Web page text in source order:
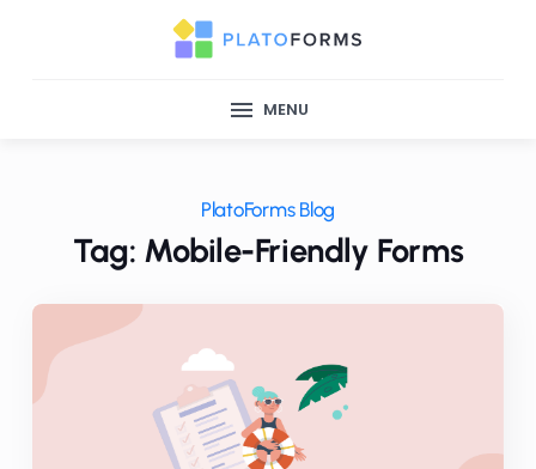
MENU
PlatoForms Blog
Tag: Mobile-Friendly Forms